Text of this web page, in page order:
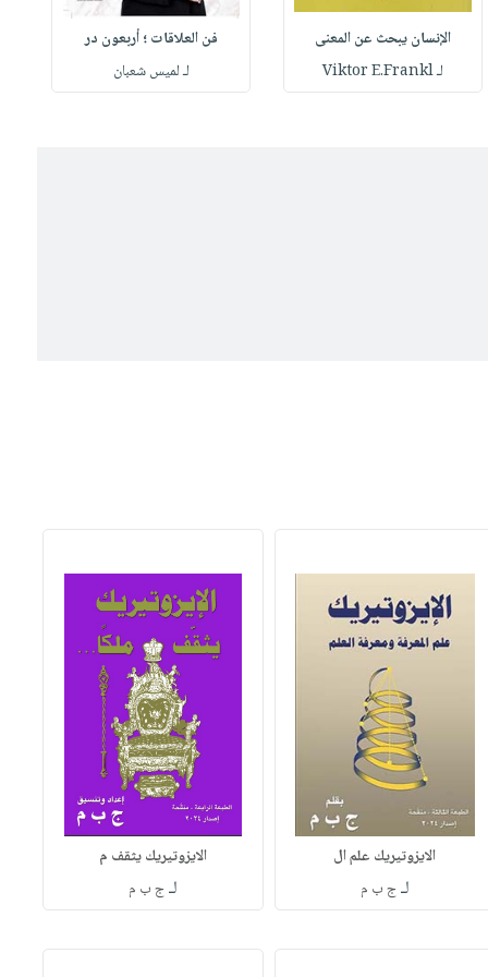
الإنسان يبحث عن المعنى
لـ Viktor E.Frankl
فن العلاقات ؛ أربعون در
لـ لميس شعبان
الايزوتيريك علم ال
لـج ب م
الايزوتيريك يثقف م
لـج ب م